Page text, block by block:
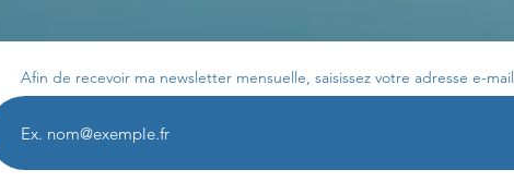
Afin de recevoir ma newsletter mensuelle, saisissez votre adresse e-mail